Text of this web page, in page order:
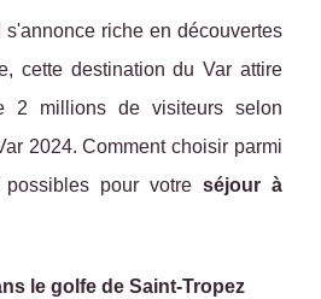
s'annonce riche en découvertes
cette destination du Var attire
2 millions de visiteurs selon
2024. Comment choisir parmi
pour votre séjour à
le golfe de Saint-Tropez